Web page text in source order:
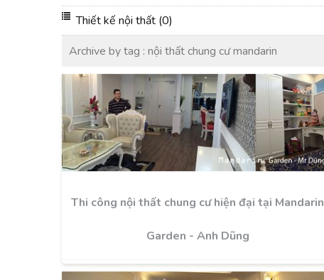
Thiết kế nội thất (0)
Archive by tag : nội thất chung cư mandarin
Thi công nội thất chung cư hiện đại tại Mandarin
Garden - Anh Dũng